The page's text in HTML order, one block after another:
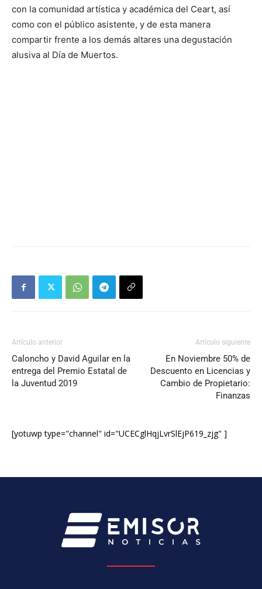
con la comunidad artística y académica del Ceart, así
como con el público asistente, y de esta manera
compartir frente a los demás altares una degustación
alusiva al Día de Muertos.
Artículo anterior
Caloncho y David Aguilar en la
entrega del Premio Estatal de
la Juventud 2019
Artículo siguiente
En Noviembre 50% de
Descuento en Licencias y
Cambio de Propietario:
Finanzas
[yotuwp type="channel" id="UCECglHqjLvrSlEjP619_zjg" ]